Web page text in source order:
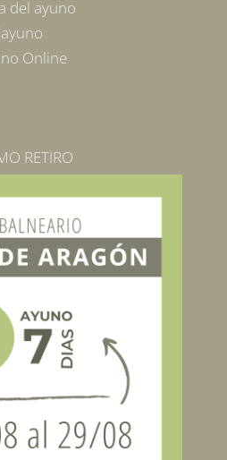
del ayuno
Online
RETIRO